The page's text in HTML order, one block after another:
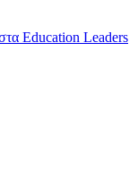
Education Leaders